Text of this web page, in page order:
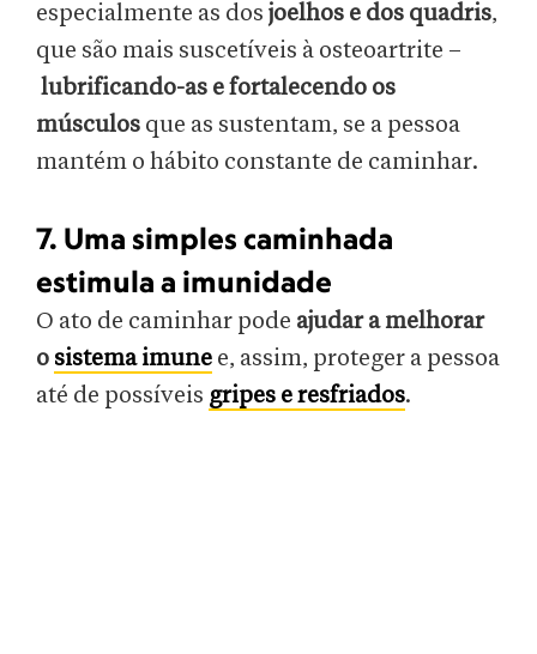
especialmente as dos joelhos e dos quadris,
que são mais suscetíveis à osteoartrite –
lubrificando-as e fortalecendo os
músculos que as sustentam, se a pessoa
mantém o hábito constante de caminhar.
7. Uma simples caminhada
estimula a imunidade
O ato de caminhar pode ajudar a melhorar
o sistema imune e, assim, proteger a pessoa
até de possíveis gripes e resfriados.